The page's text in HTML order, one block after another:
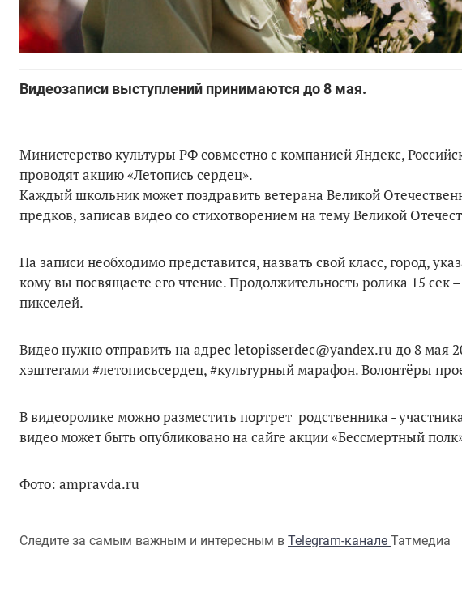
Видеозаписи выступлений принимаются до 8 мая.
Министерство культуры РФ совместно с компанией Яндекс,
проводят акцию «Летопись сердец».
Каждый школьник может поздравить ветерана Великой
предков, записав видео со стихотворением на тему Великой
На записи необходимо представится, назвать свой класс, город,
кому вы посвящаете его чтение. Продолжительность ролика 15
пикселей.
Видео нужно отправить на адрес letopisserdec@yandex.ru до 8 мая
хэштегами #летописьсердец, #культурный марафон. Волонтёры
В видеоролике можно разместить портрет родственника -
видео может быть опубликовано на сайге акции «Бессмертный
Фото: ampravda.ru
Следите за самым важным и интересным в Telegram-канале Татмедиа